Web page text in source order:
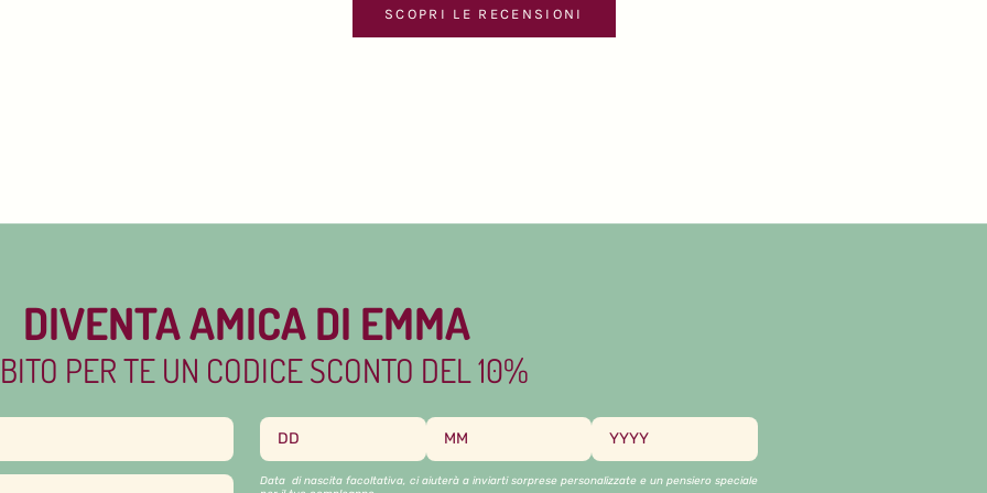
SCOPRI LE RECENSIONI
DIVENTA AMICA DI EMMA
PER TE UN CODICE SCONTO DEL 10%
Data di nascita facoltativa, ci aiuterà a inviarti sorprese personalizzate e un pensiero speciale